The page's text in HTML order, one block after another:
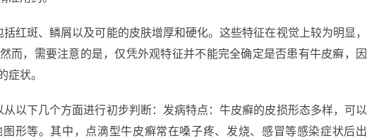
红斑、鳞屑以及可能的皮肤增厚和硬化。这些特征在视觉上较为明显，
而，需要注意的是，仅凭外观特征并不能完全确定是否患有牛皮癣，因
症状。
以下几个方面进行初步判断：发病特点：牛皮癣的皮损形态多样，可以
形等。其中，点滴型牛皮癣常在嗓子疼、发烧、感冒等感染症状后出